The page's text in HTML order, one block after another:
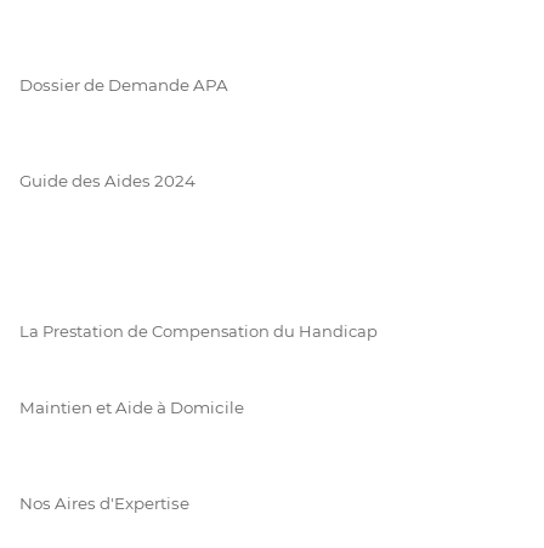
Dossier de Demande APA
Guide des Aides 2024
La Prestation de Compensation du Handicap
Maintien et Aide à Domicile
Nos Aires d'Expertise